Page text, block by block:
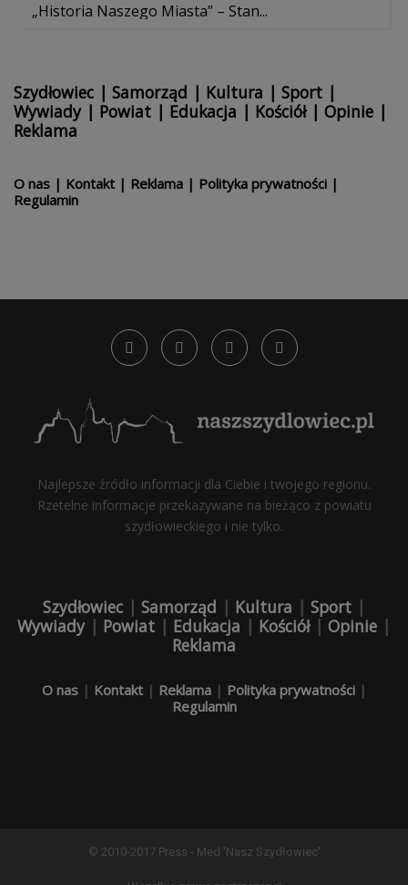
„Historia Naszego Miasta” – Stan...
Szydłowiec | Samorząd | Kultura | Sport |
Wywiady| Powiat | Edukacja | Kościół| Opinie |
Reklama
O nas | Kontakt | Reklama | Polityka prywatności |
Regulamin
Najlepsze źródło informacji dla Ciebie i twojego regionu.
Rzetelne informacje przekazywane na bieżąco z powiatu
szydłowieckiego i nie tylko.
Szydłowiec | Samorząd | Kultura | Sport |
Wywiady| Powiat | Edukacja | Kościół| Opinie |
Reklama
O nas| Kontakt| Reklama| Polityka prywatności|
Regulamin
© 2010-2017 Press - Med 'Nasz Szydłowiec'